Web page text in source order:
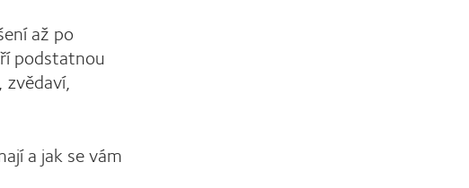
až po
podstatnou
a jak se vám